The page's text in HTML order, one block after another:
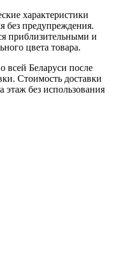
характеристики
без предупреждения.
приблизительными и
цвета товара.
всей Беларуси после
Стоимость доставки
этаж без использования